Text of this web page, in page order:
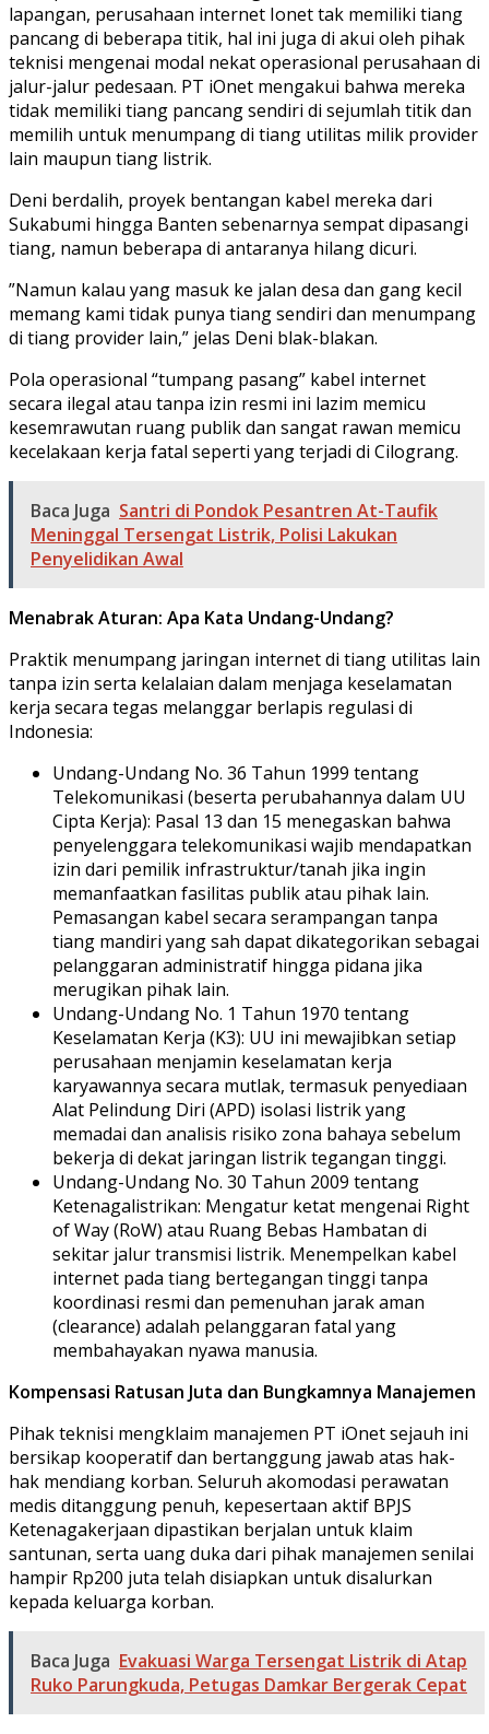
lapangan, perusahaan internet Ionet tak memiliki tiang
pancang di beberapa titik, hal ini juga di akui oleh pihak
teknisi mengenai modal nekat operasional perusahaan di
jalur-jalur pedesaan. PT iOnet mengakui bahwa mereka
tidak memiliki tiang pancang sendiri di sejumlah titik dan
memilih untuk menumpang di tiang utilitas milik provider
lain maupun tiang listrik.
​Deni berdalih, proyek bentangan kabel mereka dari
Sukabumi hingga Banten sebenarnya sempat dipasangi
tiang, namun beberapa di antaranya hilang dicuri.
​”Namun kalau yang masuk ke jalan desa dan gang kecil
memang kami tidak punya tiang sendiri dan menumpang
di tiang provider lain,” jelas Deni blak-blakan.
​Pola operasional “tumpang pasang” kabel internet
secara ilegal atau tanpa izin resmi ini lazim memicu
kesemrawutan ruang publik dan sangat rawan memicu
kecelakaan kerja fatal seperti yang terjadi di Cilograng.
Baca Juga Santri di Pondok Pesantren At-Taufik
Meninggal Tersengat Listrik, Polisi Lakukan
Penyelidikan Awal
Menabrak Aturan: Apa Kata Undang-Undang?
​Praktik menumpang jaringan internet di tiang utilitas lain
tanpa izin serta kelalaian dalam menjaga keselamatan
kerja secara tegas melanggar berlapis regulasi di
Indonesia:
​Undang-Undang No. 36 Tahun 1999 tentang
Telekomunikasi (beserta perubahannya dalam UU
Cipta Kerja): Pasal 13 dan 15 menegaskan bahwa
penyelenggara telekomunikasi wajib mendapatkan
izin dari pemilik infrastruktur/tanah jika ingin
memanfaatkan fasilitas publik atau pihak lain.
Pemasangan kabel secara serampangan tanpa
tiang mandiri yang sah dapat dikategorikan sebagai
pelanggaran administratif hingga pidana jika
merugikan pihak lain.
​Undang-Undang No. 1 Tahun 1970 tentang
Keselamatan Kerja (K3): UU ini mewajibkan setiap
perusahaan menjamin keselamatan kerja
karyawannya secara mutlak, termasuk penyediaan
Alat Pelindung Diri (APD) isolasi listrik yang
memadai dan analisis risiko zona bahaya sebelum
bekerja di dekat jaringan listrik tegangan tinggi.
​Undang-Undang No. 30 Tahun 2009 tentang
Ketenagalistrikan: Mengatur ketat mengenai Right
of Way (RoW) atau Ruang Bebas Hambatan di
sekitar jalur transmisi listrik. Menempelkan kabel
internet pada tiang bertegangan tinggi tanpa
koordinasi resmi dan pemenuhan jarak aman
(clearance) adalah pelanggaran fatal yang
membahayakan nyawa manusia.
Kompensasi Ratusan Juta dan Bungkamnya Manajemen
​Pihak teknisi mengklaim manajemen PT iOnet sejauh ini
bersikap kooperatif dan bertanggung jawab atas hak-
hak mendiang korban. Seluruh akomodasi perawatan
medis ditanggung penuh, kepesertaan aktif BPJS
Ketenagakerjaan dipastikan berjalan untuk klaim
santunan, serta uang duka dari pihak manajemen senilai
hampir Rp200 juta telah disiapkan untuk disalurkan
kepada keluarga korban.
Baca Juga Evakuasi Warga Tersengat Listrik di Atap
Ruko Parungkuda, Petugas Damkar Bergerak Cepat